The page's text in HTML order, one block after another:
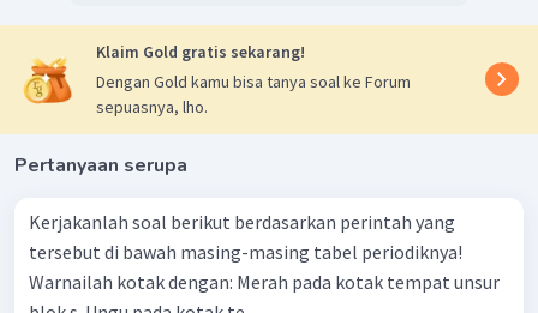
Klaim Gold gratis sekarang!
Dengan Gold kamu bisa tanya soal ke Forum
sepuasnya, lho.
Pertanyaan serupa
Kerjakanlah soal berikut berdasarkan perintah yang
tersebut di bawah masing-masing tabel periodiknya!
Warnailah kotak dengan: Merah pada kotak tempat unsur